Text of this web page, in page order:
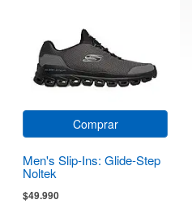
Comprar
Men's Slip-Ins: Glide-Step
Noltek
$49.990